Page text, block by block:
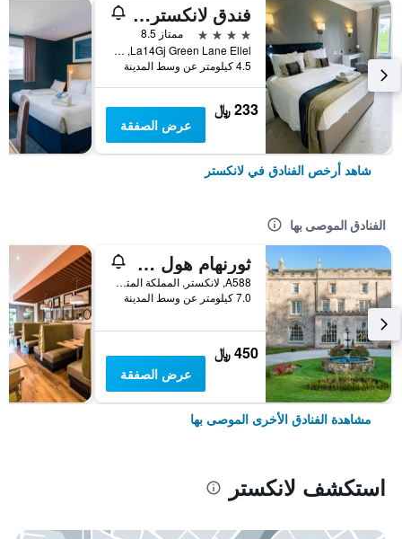
فندق لانكستر هاوس
4 نجوم
ممتاز 8.5
La14Gj Green Lane Ellel, لانكستر, المملكة المتحدة
4.5 كيلومتر عن وسط المدينة
233 ﷼
عرض الصفقة
شاهد أرخص الفنادق في لانكستر
الفنادق الموصى بها
ثورنهام هول ريزورت
A588, لانكستر, المملكة المتحدة
7.0 كيلومتر عن وسط المدينة
450 ﷼
عرض الصفقة
مشاهدة الفنادق الأخرى الموصى بها
استكشف لانكستر